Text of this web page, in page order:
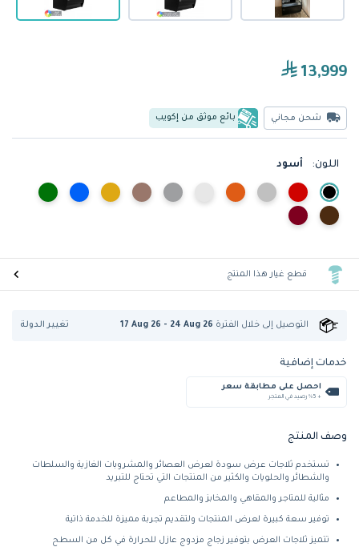
13,999
شحن مجاني بائع موثق من إكويب
اللون: أسود
قطع غيار هذا المنتج
التوصيل إلى خلال الفترة 17 Aug 26 - 24 Aug 26 تغيير الدولة
خدمات إضافية
احصل على مطابقة سعر
+ %5 رصيد في المتجر
وصف المنتج
تستخدم ثلاجات عرض سودة لعرض العصائر والمشروبات الغازية والسلطات
والشطائر والحلويات والكثير من المنتجات التي تحتاج للتبريد
مثالية للمتاجر والمقاهي والمخابز والمطاعم
توفير سعة كبيرة لعرض المنتجات ولتقديم تجربة مميزة للخدمة ذاتية
تتميز ثلاجات العرض بتوفير زجاج مزدوج عازل للحرارة في كل من السطح